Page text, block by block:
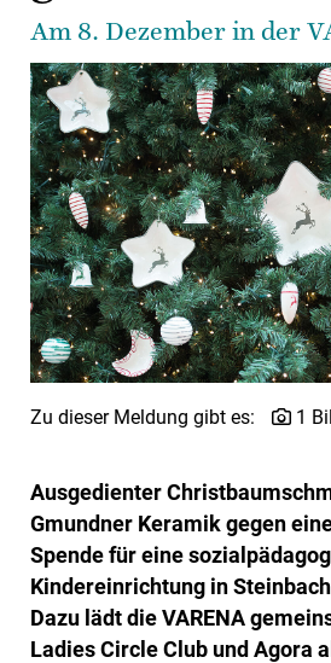
Am 8. Dezember in der
Zu dieser Meldung gibt es: 1
Ausgedienter
Gmundner Keramik gegen
Spende für eine
Kindereinrichtung in
Dazu lädt die VARENA
Ladies Circle Club und Agora